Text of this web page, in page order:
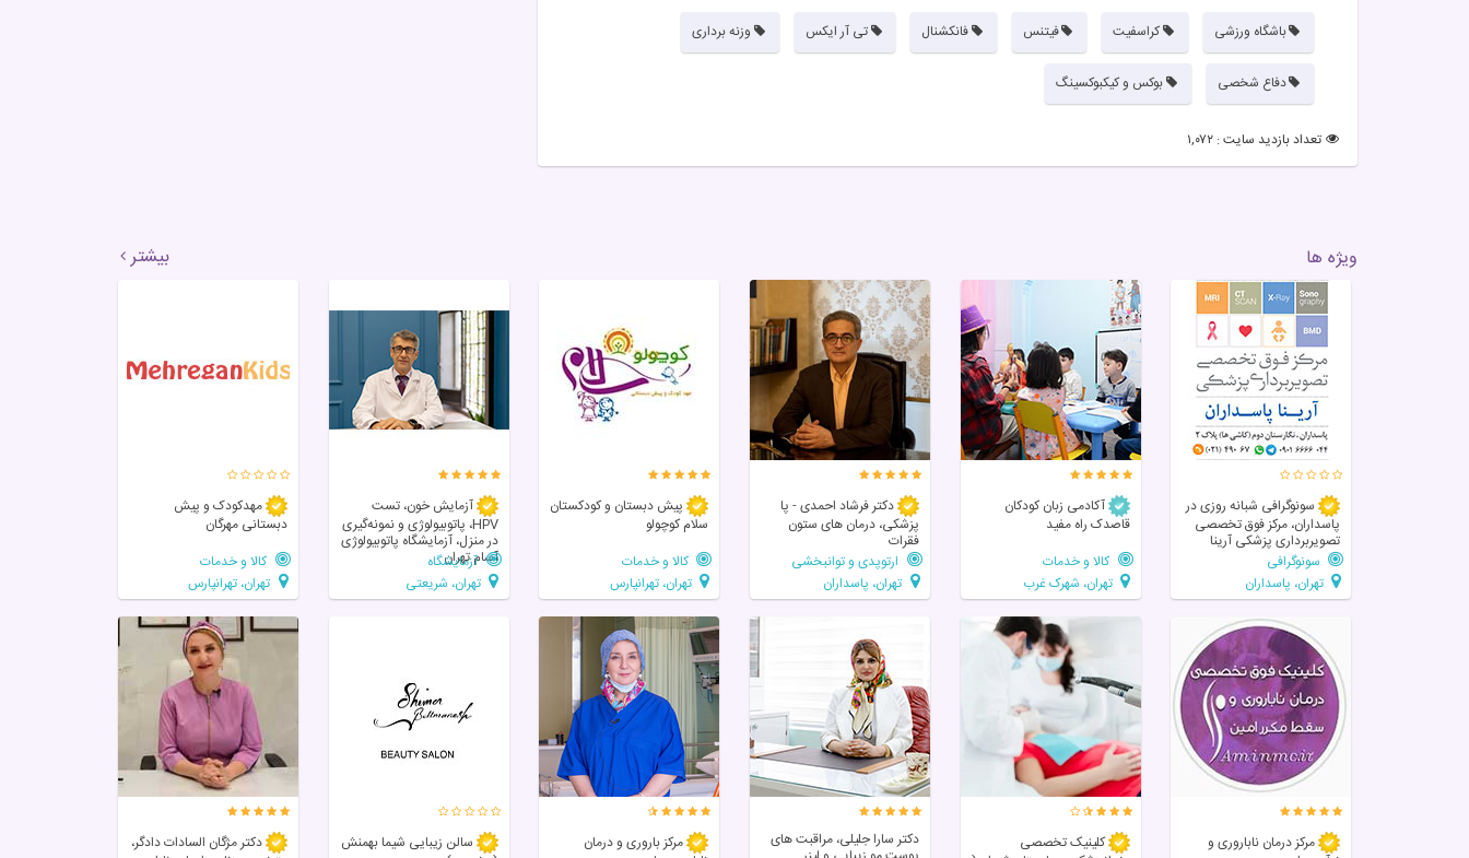
باشگاه ورزشی کراسفیت فیتنس فانکشنال تی آر ایکس وزنه برداری
دفاع شخصی بوکس و کیکبوکسینگ
تعداد بازدید سایت : ۱,۰۷۲
ویژه ها بیشتر
سونوگرافی شبانه روزی در
پاسداران، مرکز فوق تخصصی
تصویربرداری پزشکی آرینا
سونوگرافی
تهران، پاسداران
آکادمی زبان کودکان
قاصدک راه مفید
کالا و خدمات
تهران، شهرک غرب
دکتر فرشاد احمدی - پا
پزشکی، درمان های ستون
فقرات
ارتوپدی و توانبخشی
تهران، پاسداران
پیش دبستان و کودکستان
سلام کوچولو
کالا و خدمات
تهران، تهرانپارس
آزمایش خون، تست
HPV، پاتوبیولوژی و نمونه‌گیری
در منزل، آزمایشگاه پاتوبیولوژی
آسام تهران
آزمایشگاه
تهران، شریعتی
مهدکودک و پیش
دبستانی مهرگان
کالا و خدمات
تهران، تهرانپارس
مرکز درمان ناباروری و
کلینیک تخصصی
دکتر سارا جلیلی، مراقبت های
مرکز باروری و درمان
سالن زيبايی شیما بهمنش
دکتر مژگان السادات دادگر،